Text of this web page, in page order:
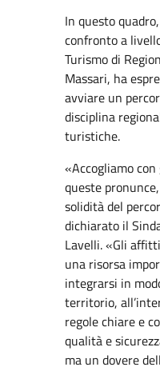
In questo
confronto a
Turismo di
Massari, ha
avviare un
disciplina
turistiche.
«Accogliamo
queste
solidità del
dichiarato il
Lavelli. «Gli
una risorsa
integrarsi in
territorio,
regole chiare e
qualità e
ma un dovere